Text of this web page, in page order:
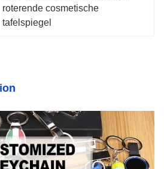
roterende cosmetische
tafelspiegel